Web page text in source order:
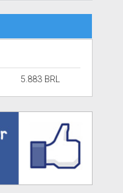
5.883 BRL